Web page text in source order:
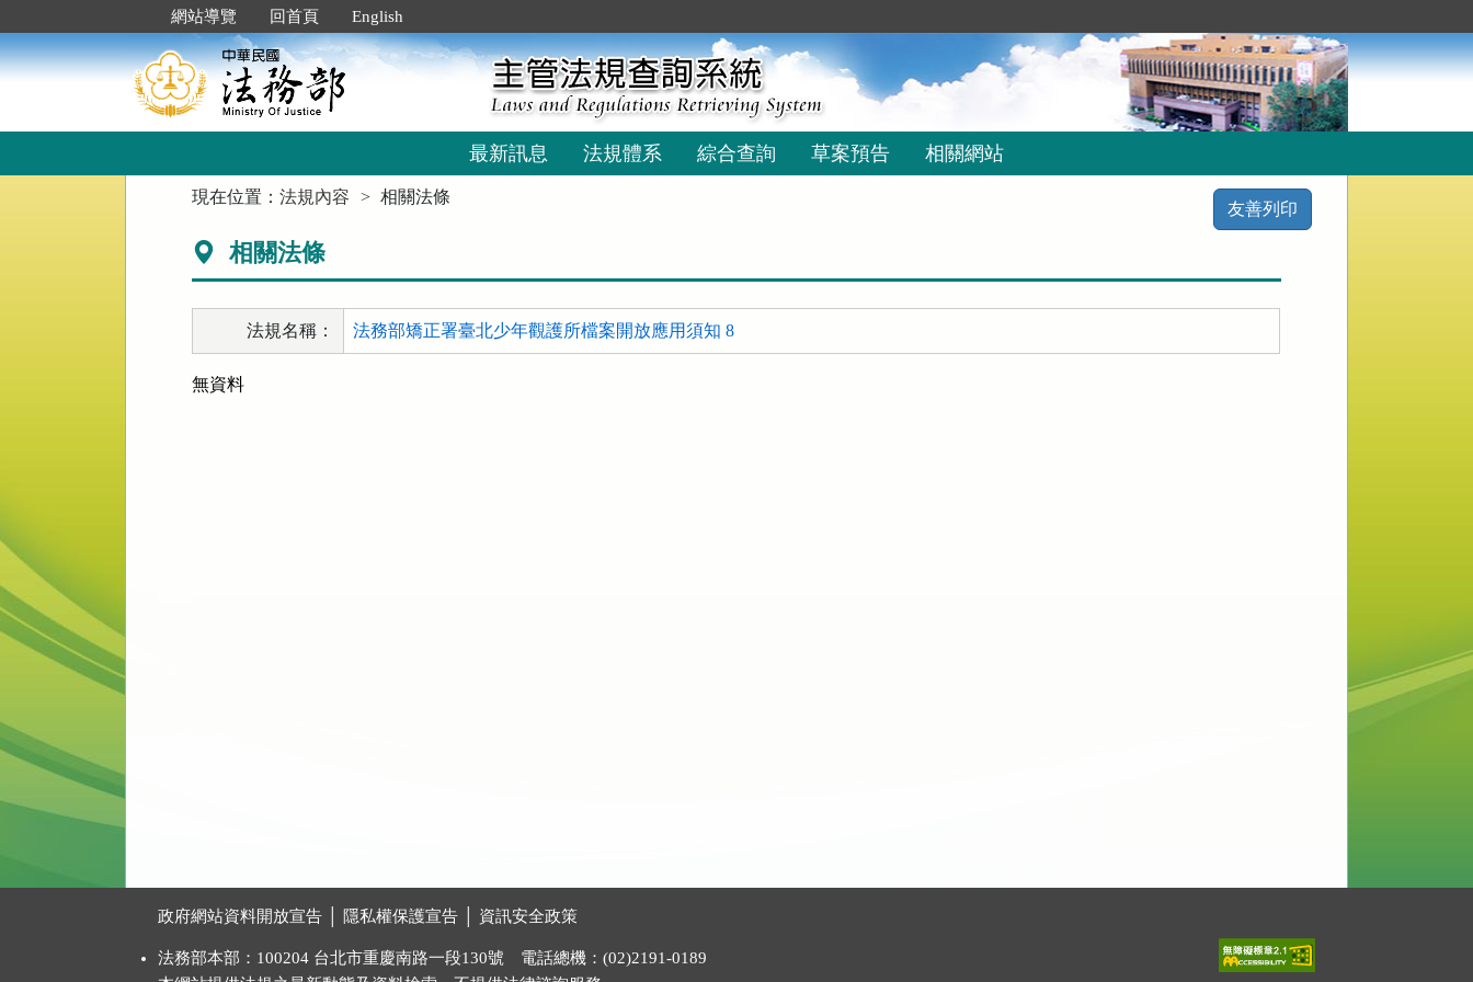
到
主
要
網站導覽 回首頁 English
最新訊息 法規體系 綜合查詢 草案預告 相關網站
現在位置：法規內容 相關法條
友善列印
相關法條
法規名稱： 法務部矯正署臺北少年觀護所檔案開放應用須知 8
無資料
政府網站資料開放宣告 隱私權保護宣告 資訊安全政策
法務部本部：100204 台北市重慶南路一段130號 電話總機：(02)2191-0189